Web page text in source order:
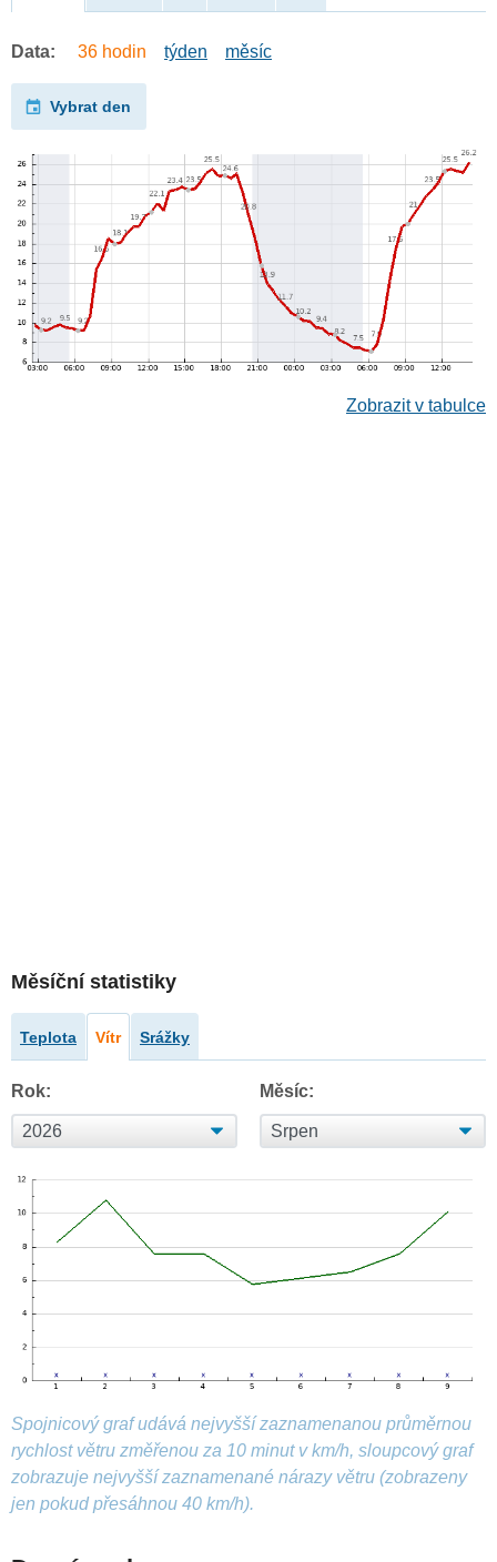
Data: 36 hodin týden měsíc
Vybrat den
Zobrazit v tabulce
Měsíční statistiky
Teplota Vítr Srážky
Rok: Měsíc:
Spojnicový graf udává nejvyšší zaznamenanou průměrnou
rychlost větru změřenou za 10 minut v km/h, sloupcový graf
zobrazuje nejvyšší zaznamenané nárazy větru (zobrazeny
jen pokud přesáhnou 40 km/h).